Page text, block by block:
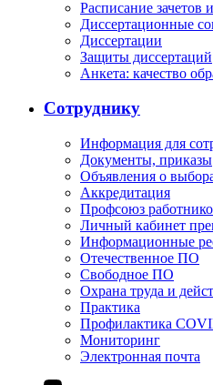
Расписание зачетов
Диссертационные
Диссертации
Защиты диссертаций
Анкета: качество
Сотруднику
Информация для
Документы, приказы
Объявления о
Аккредитация
Профсоюз
Личный кабинет
Информационные
Отечественное ПО
Свободное ПО
Охрана труда и
Практика
Профилактика
Мониторинг
Электронная почта